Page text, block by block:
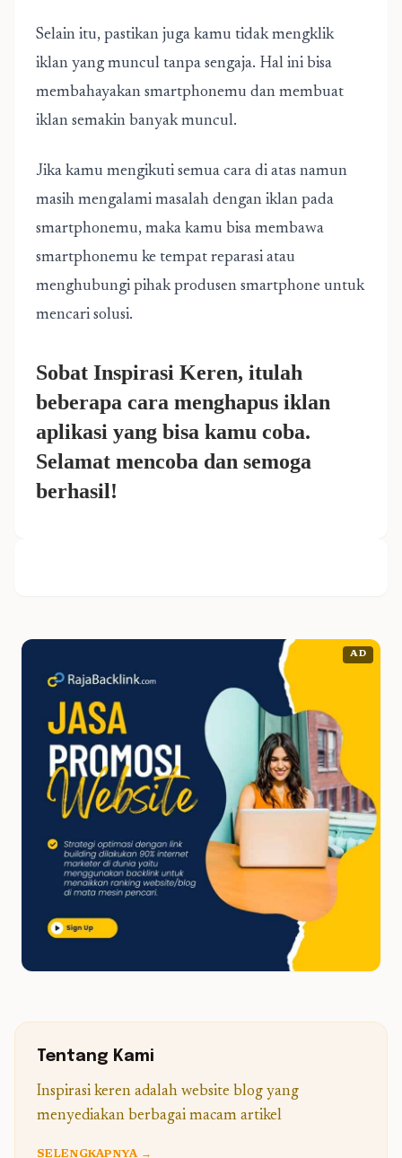
Selain itu, pastikan juga kamu tidak mengklik
iklan yang muncul tanpa sengaja. Hal ini bisa
membahayakan smartphonemu dan membuat
iklan semakin banyak muncul.
Jika kamu mengikuti semua cara di atas namun
masih mengalami masalah dengan iklan pada
smartphonemu, maka kamu bisa membawa
smartphonemu ke tempat reparasi atau
menghubungi pihak produsen smartphone untuk
mencari solusi.
Sobat Inspirasi Keren, itulah
beberapa cara menghapus iklan
aplikasi yang bisa kamu coba.
Selamat mencoba dan semoga
berhasil!
AD
Tentang Kami
Inspirasi keren adalah website blog yang
menyediakan berbagai macam artikel
SELENGKAPNYA →